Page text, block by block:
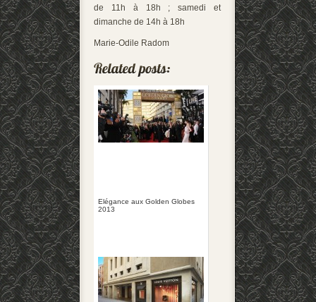
de 11h à 18h ; samedi et
dimanche de 14h à 18h
Marie-Odile Radom
Elégance aux Golden Globes
2013